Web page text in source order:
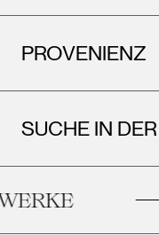
PROVENIENZ
SUCHE IN